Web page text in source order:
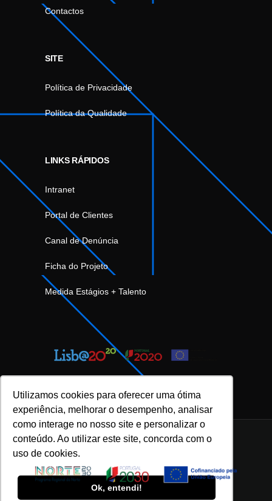
Utilizamos cookies para oferecer uma ótima
experiência, melhorar o desempenho, analisar
como interage no nosso site e personalizar o
conteúdo. Ao utilizar este site, concorda com o
uso de cookies.
Ok, entendi!
Contactos
SITE
Política de Privacidade
Política da Qualidade
LINKS RÁPIDOS
Intranet
Portal de Clientes
Canal de Denúncia
Ficha do Projeto
Medida Estágios + Talento
INOVFLOW Business Solutions © 2023 |
Política de Privacidade e Proteção de Dados
|